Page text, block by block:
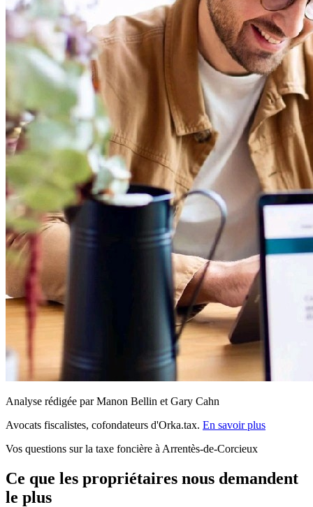
Analyse rédigée par Manon Bellin et Gary Cahn
Avocats fiscalistes, cofondateurs d'Orka.tax. En savoir plus
Vos questions sur la taxe foncière à Arrentès-de-Corcieux
Ce que les propriétaires nous demandent
le plus